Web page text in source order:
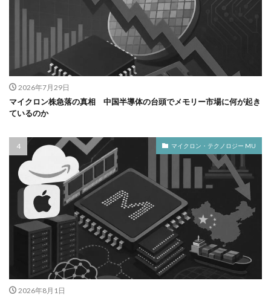
2026年7月29日
マイクロン株急落の真相 中国半導体の台頭でメモリー市場に何が起き
ているのか
マイクロン・テクノロジー MU
2026年8月1日